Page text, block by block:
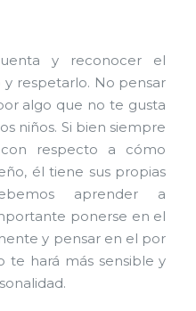
y reconocer el
respetarlo. No pensar
algo que no te gusta
niños. Si bien siempre
respecto a cómo
él tiene sus propias
aprender a
ponerse en el
y pensar en el por
te hará más sensible y